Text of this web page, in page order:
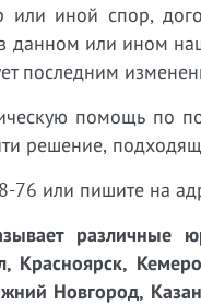
иной спор,
данном или ином
последним
помощь по
решение,
76 или пишите на
различные
Красноярск,
Новгород,